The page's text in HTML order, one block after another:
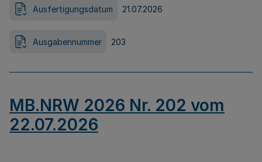
Ausfertigungsdatum 21.07.2026
Ausgabennummer 203
MB.NRW 2026 Nr. 202 vom
22.07.2026